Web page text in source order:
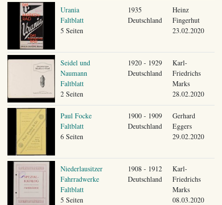
Urania
Faltblatt
5 Seiten
1935
Deutschland
Heinz
Fingerhut
23.02.2020
Seidel und
Naumann
Faltblatt
2 Seiten
1920 - 1929
Deutschland
Karl-
Friedrichs
Marks
28.02.2020
Paul Focke
Faltblatt
6 Seiten
1900 - 1909
Deutschland
Gerhard
Eggers
29.02.2020
Niederlausitzer
Fahrradwerke
Faltblatt
5 Seiten
1908 - 1912
Deutschland
Karl-
Friedrichs
Marks
08.03.2020